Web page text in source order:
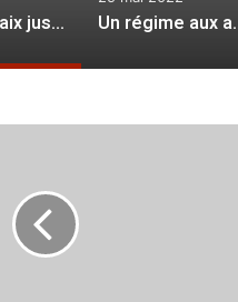
Pour une paix juste et une stabilité durable Un